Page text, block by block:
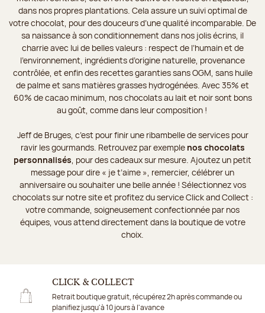
dans nos propres plantations. Cela assure un suivi optimal de
votre chocolat, pour des douceurs d’une qualité incomparable. De
sa naissance à son conditionnement dans nos jolis écrins, il
charrie avec lui de belles valeurs : respect de l’humain et de
l’environnement, ingrédients d’origine naturelle, provenance
contrôlée, et enfin des recettes garanties sans OGM, sans huile
de palme et sans matières grasses hydrogénées. Avec 35% et
60% de cacao minimum, nos chocolats au lait et noir sont bons
au goût, comme dans leur composition !
Jeff de Bruges, c’est pour finir une ribambelle de services pour
ravir les gourmands. Retrouvez par exemple nos chocolats
personnalisés , pour des cadeaux sur mesure. Ajoutez un petit
message pour dire « je t’aime », remercier, célébrer un
anniversaire ou souhaiter une belle année ! Sélectionnez vos
chocolats sur notre site et profitez du service Click and Collect :
votre commande, soigneusement confectionnée par nos
équipes, vous attend directement dans la boutique de votre
choix.
CLICK & COLLECT
Retrait boutique gratuit, récupérez 2h après commande ou
planifiez jusqu'à 10 jours à l'avance